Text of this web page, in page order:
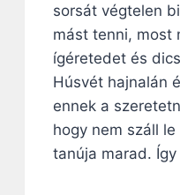
sorsát végtelen
mást tenni, most
ígéretedet és
Húsvét hajnalán
ennek a
hogy nem száll
tanúja marad.